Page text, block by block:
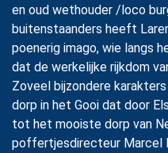
en oud wethouder /loco
buitenstaanders heeft
poenerig imago, wie langs
dat de werkelijke rijkdom
Zoveel bijzondere
dorp in het Gooi dat door
tot het mooiste dorp van
poffertjesdirecteur Marcel